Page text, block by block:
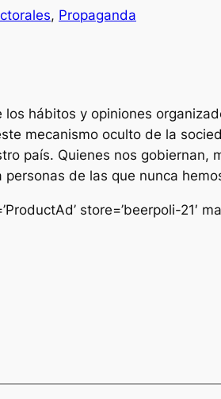
, Propaganda
hábitos y opiniones
mecanismo oculto de la
país. Quienes nos
de las que nunca
store=’beerpoli-21′